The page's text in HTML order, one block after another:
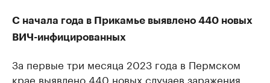
С начала года в Прикамье выявлено 440 новых
ВИЧ-инфицированных
За первые три месяца 2023 года в Пермском
крае выявлено440 новых случаев заражения